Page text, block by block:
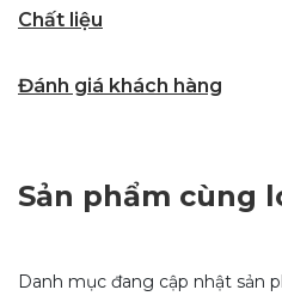
Chất liệu
Đánh giá khách hàng
Sản phẩm cùng
Danh mục đang cập nhật sản